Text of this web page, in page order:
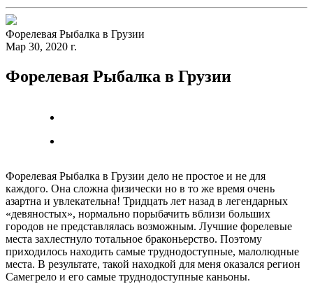
Форелевая Рыбалка в Грузии
Мар 30, 2020 г.
Форелевая Рыбалка в Грузии
Форелевая Рыбалка в Грузии дело не простое и не для
каждого. Она сложна физически но в то же время очень
азартна и увлекательна! Тридцать лет назад в легендарных
«девяностых», нормально порыбачить вблизи больших
городов не представлялась возможным. Лучшие форелевые
места захлестнуло тотальное браконьерство. Поэтому
приходилось находить самые труднодоступные, малолюдные
места. В результате, такой находкой для меня оказался регион
Самегрело и его самые труднодоступные каньоны.